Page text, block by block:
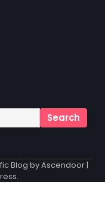
Blog byAscendoor|
.